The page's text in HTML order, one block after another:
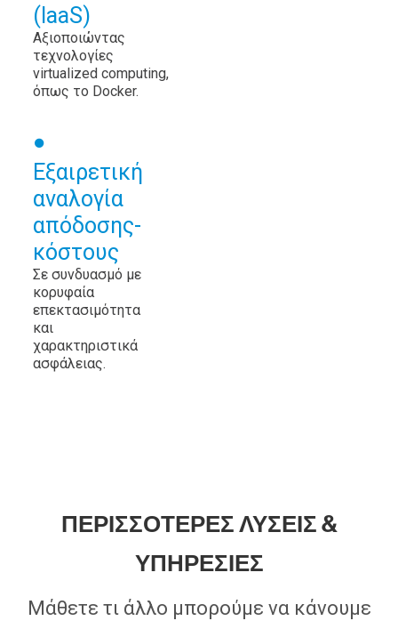
(IaaS)
Αξιοποιώντας
τεχνολογίες
virtualized computing,
όπως το Docker.
Εξαιρετική
αναλογία
απόδοσης-
κόστους
Σε συνδυασμό με
κορυφαία
επεκτασιμότητα
και
χαρακτηριστικά
ασφάλειας.
ΠΕΡΙΣΣΟΤΕΡΕΣ ΛΥΣΕΙΣ &
ΥΠΗΡΕΣΙΕΣ
Μάθετε τι άλλο μπορούμε να κάνουμε